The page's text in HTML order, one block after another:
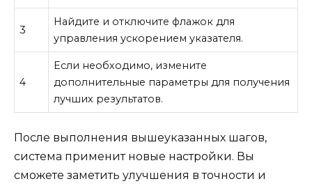
3
Найдите и отключите флажок для
управления ускорением указателя.
4
Если необходимо, измените
дополнительные параметры для получения
лучших результатов.
После выполнения вышеуказанных шагов,
система применит новые настройки. Вы
сможете заметить улучшения в точности и